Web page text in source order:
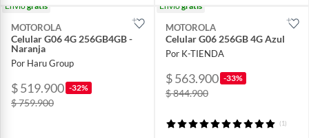
Envíogratis
MOTOROLA
Celular G06 4G 256GB4GB -
Naranja
Por Haru Group
$ 519.900 -32%
$ 759.900
Envíogratis
MOTOROLA
Celular G06 256GB 4G Azul
Por K-TIENDA
$ 563.900 -33%
$ 844.900
(1)